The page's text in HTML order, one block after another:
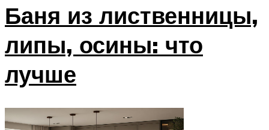
Баня из лиственницы,
липы, осины: что
лучше